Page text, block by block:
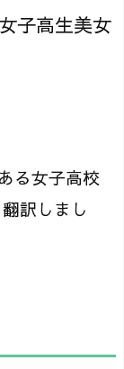
子高生美女
る女子高校
訳しまし